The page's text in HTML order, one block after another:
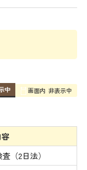
中 画面内 非表示中
（2日法）